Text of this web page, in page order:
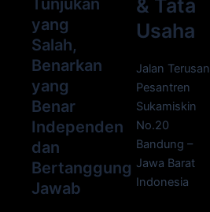
Tunjukan
yang
Salah,
Benarkan
yang
Benar
Independen
dan
Bertanggung
Jawab
& Tata
Usaha
Jalan Terusan
Pesantren
Sukamiskin
No.20
Bandung –
Jawa Barat
Indonesia